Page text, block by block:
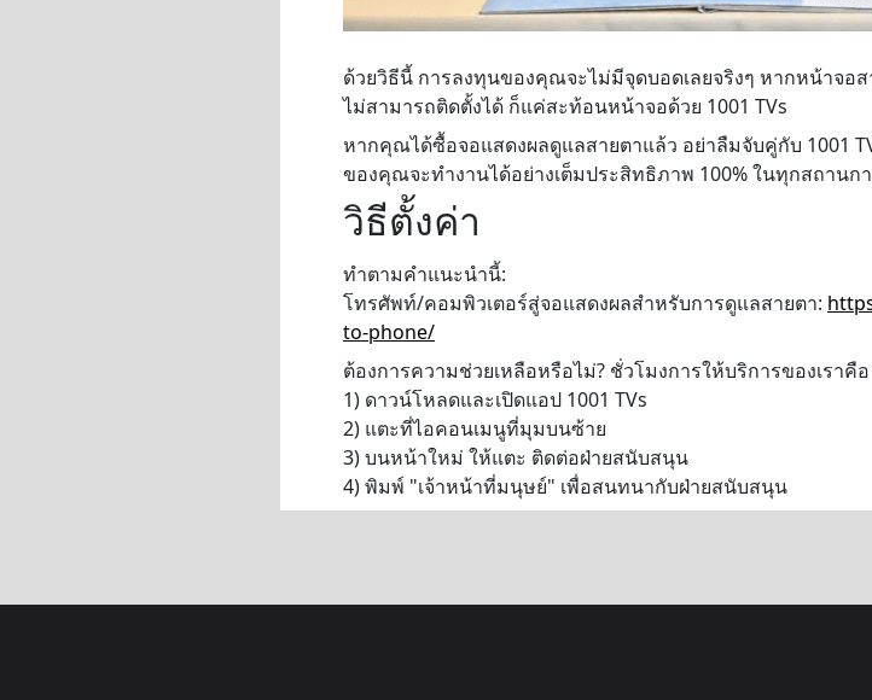
ด้วยวิธีนี้ การลงทุนของคุณจะไม่มีจุดบอดเลยจริงๆ หากหน้าจอ
ไม่สามารถติดตั้งได้ ก็แค่สะท้อนหน้าจอด้วย 1001 TVs
หากคุณได้ซื้อจอแสดงผลดูแลสายตาแล้ว อย่าลืมจับคู่กับ 1001
ของคุณจะทำงานได้อย่างเต็มประสิทธิภาพ 100% ในทุกสถานก
วิธีตั้งค่า
ทำตามคำแนะนำนี้:
โทรศัพท์/คอมพิวเตอร์สู่จอแสดงผลสำหรับการดูแลสายตา:
to-phone/
ต้องการความช่วยเหลือหรือไม่? ชั่วโมงการให้บริการของเราคื
1) ดาวน์โหลดและเปิดแอป 1001 TVs
2) แตะที่ไอคอนเมนูที่มุมบนซ้าย
3) บนหน้าใหม่ ให้แตะ ติดต่อฝ่ายสนับสนุน
4) พิมพ์ "เจ้าหน้าที่มนุษย์" เพื่อสนทนากับฝ่ายสนับสนุน